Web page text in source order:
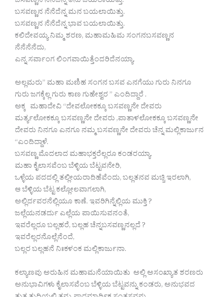
ಬಸವಣ್ಣನ ನೆನೆದೆನ್ನ ಮನ ಬಯಲಾಯಿತ್ತು.
ಬಸವಣ್ಣನ ನೆನೆದೆನ್ನ ಭಾವ ಬಯಲಾಯಿತ್ತು.
ಕಲಿದೇವಯ್ಯ ನಿಮ್ಮ ಶರಣ, ಮಹಾಮಹಿಮ ಸಂಗನಬಸವಣ್ಣನ
ನೆನೆನೆನೆದು,
ಎನ್ನ ಸರ್ವಾಂಗ ಲಿಂಗವಾಯಿತ್ತೆಂದರಿದೆನಯ್ಯಾ.
ಅಲ್ಲಮರು” ಮಹಾ ಮಣಿಹ ಸಂಗನ ಬಸವ ಎನಗೆಯು ಗುರು ನಿನಗೂ
ಗುರು ಜಗಕ್ಕೆಲ್ಲ ಗುರು ಕಾಣ ಗುಹೇಶ್ವರ ” ಎಂದಿದ್ದಾರೆ .
ಅಕ್ಕ ಮಹಾದೇವಿ “ದೇವಲೋಕಕ್ಕೂ ಬಸವಣ್ಣನೇ ದೇವರು
ಮರ್ತ್ಯಲೋಕಕ್ಕೂ ಬಸವಣ್ಣನೇ ದೇವರು ,ಪಾತಾಳಲೋಕಕ್ಕೂ ಬಸವಣ್ಣನೇ
ದೇವರು ನಿನಗೂ ಎನಗೂ ನಮ್ಮ ಬಸವಣ್ಣನೇ ದೇವರು ಚೆನ್ನ ಮಲ್ಲಿಕಾರ್ಜುನ
“ಎಂದಿದ್ದಾಳೆ.
ಬಸವಣ್ಣ ಮೊದಲಾದ ಮಹಾಭಕ್ತರೆಲ್ಲರೂ ಕಂಡರಯ್ಯಾ.
ಮಹಾ ಕೈಲಾಸವೆಂಬ ಬೆಳ್ಳಿಯ ಬೆಟ್ಟವನೇರಿ,
ಒಳ್ಳೆಯ ಪದದಲ್ಲಿ ತಲ್ಲೀಯರಾದಿಹೆವೆಂದು, ಬಲ್ಲತನವ ಮಚ್ಚಿ ಇರಲಾಗಿ,
ಆ ಬೆಳ್ಳಿಯ ಬೆಟ್ಟ ಕಲ್ಲೋಲವಾಗಲಾಗಿ,
ಅಲ್ಲಿರ್ದವರನೆಲ್ಲಿಯೂ ಕಾಣೆ. ಇವರಿಗಿನ್ನೆಲ್ಲಿಯ ಮುಕ್ತಿ ?
ಜಲ್ಲೆಯನಡರ್ದು ಎಲ್ಲೆಯ ಪಾಯಿಸುವನಂತೆ,
ಇವರೆಲ್ಲರೂ ಬಲ್ಲಹರೆ, ಬಲ್ಲಹ ಚೆನ್ನಬಸವಣ್ಣನಲ್ಲದೆ ?
ಇವರೆಲ್ಲರನೊಲ್ಲೆನೆಂದೆ,
ಬಲ್ಲರ ಬಲ್ಲಹನೆ ನಿಃಕಳಂಕ ಮಲ್ಲಿಕಾರ್ಜುನಾ.
ಕಲ್ಯಾಣವು ಅರುಹಿನ ಮಹಾಮನೆಯಾಯಿತು ಅಲ್ಲಿ ಅಸಂಖ್ಯಾತ ಶರಣರು
ಅನುಭಾವಿಗಳು ಕೈಲಾಸವೆಂಬ ಬೆಳ್ಳಿಯ ಬೆಟ್ಟವನ್ನು ಕಂಡರು, ಅನುಭವದ